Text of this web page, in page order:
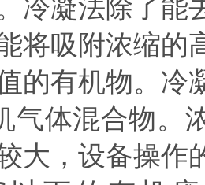
冷凝法除了能
将吸附浓缩的
的有机物。冷
气体混合物。
大，设备操作